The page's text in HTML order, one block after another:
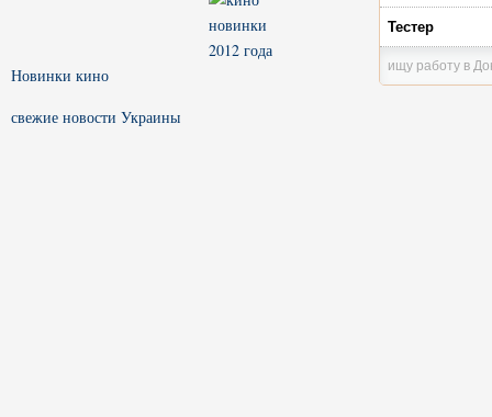
Новинки кино
свежие новости Украины
Тестер
ищу работу в